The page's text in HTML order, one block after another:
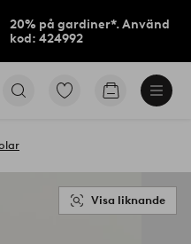
20% på gardiner*. Använd
kod: 424992
Gå
Gå
Visa liknande